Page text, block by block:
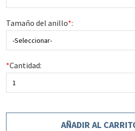
Tamaño del anillo*:
-Seleccionar-
*Cantidad:
1
AÑADIR AL